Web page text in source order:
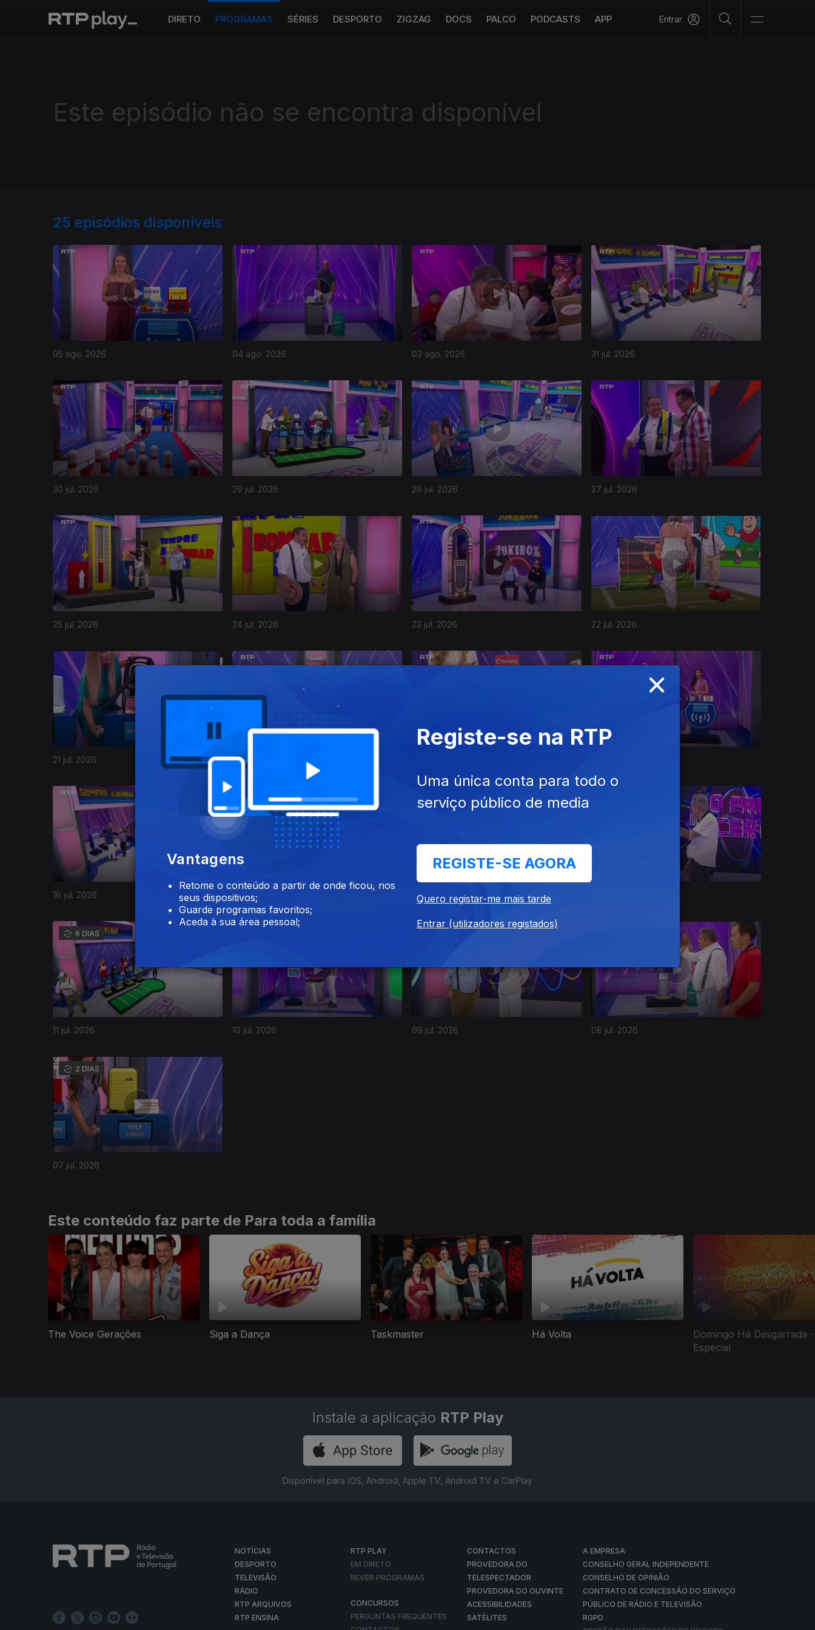
DIRETO PROGRAMAS SÉRIES DESPORTO ZIGZAG DOCS PALCO PODCASTS APP Entrar
Este episódio não se encontra disponível
25 episódios disponíveis
05 ago. 2026 04 ago. 2026 03 ago. 2026 31 jul. 2026
30 jul. 2026 29 jul. 2026 28 jul. 2026 27 jul. 2026
25 jul. 2026 24 jul. 2026 23 jul. 2026 22 jul. 2026
944372
21 jul. 2026 20 jul. 2026
16 jul. 2026 15 jul. 2026 14 jul. 2026
6 DIAS
11 jul. 2026 10 jul. 2026 09 jul. 2026 08 jul. 2026
941459
2 DIAS
07 jul. 2026
941220
Este conteúdo faz parte de Para toda a família
The Voice Gerações Siga a Dança Taskmaster Há Volta
Domingo Há Desgarrada -
Especial
Instale a aplicação RTP Play
Disponível para iOS, Android, Apple TV, Android TV e CarPlay
NOTÍCIAS
DESPORTO
TELEVISÃO
RÁDIO
RTP ARQUIVOS
RTP ENSINA
RTP PLAY
EM DIRETO
REVER PROGRAMAS
CONCURSOS
PERGUNTAS FREQUENTES
CONTACTOS
PROVEDORA DO
TELESPECTADOR
PROVEDORA DO OUVINTE
ACESSIBILIDADES
SATÉLITES
A EMPRESA
CONSELHO GERAL INDEPENDENTE
CONSELHO DE OPINIÃO
CONTRATO DE CONCESSÃO DO SERVIÇO
PÚBLICO DE RÁDIO E TELEVISÃO
RGPD
×
Vantagens
Retome o conteúdo a partir de onde ficou, nos
seus dispositivos;
Guarde programas favoritos;
Aceda à sua área pessoal;
Registe-se na RTP
Uma única conta para todo o
serviço público de media
REGISTE-SE AGORA
Quero registar-me mais tarde
Entrar (utilizadores registados)